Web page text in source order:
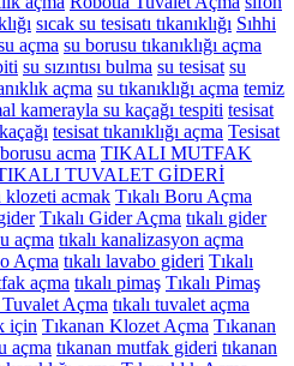
sıcak su tesisatı tıkanıklığı Sıhhi
açma su borusu tıkanıklığı açma
su sızıntısı bulma su tesisat su
açma su tıkanıklığı açma temiz
kamerayla su kaçağı tespiti tesisat
tesisat tıkanıklığı açma Tesisat
acma TIKALI MUTFAK
TUVALET GİDERİ
klozeti acmak Tıkalı Boru Açma
Tıkalı Gider Açma tıkalı gider
açma tıkalı kanalizasyon açma
Açma tıkalı lavabo gideri Tıkalı
açma tıkalı pimaş Tıkalı Pimaş
Tuvalet Açma tıkalı tuvalet açma
için Tıkanan Klozet Açma Tıkanan
açma tıkanan mutfak gideri tıkanan